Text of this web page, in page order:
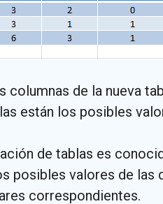
columnas de la nueva
están los posibles
de tablas es
posibles valores de las
correspondientes.